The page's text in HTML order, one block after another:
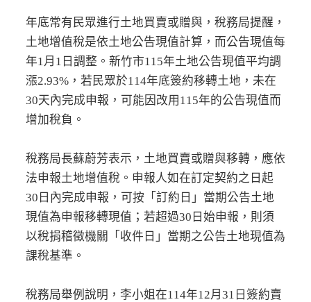
年底常有民眾進行土地買賣或贈與，稅務局提醒，
土地增值稅是依土地公告現值計算，而公告現值每
年1月1日調整。新竹市115年土地公告現值平均調
漲2.93%，若民眾於114年底簽約移轉土地，未在
30天內完成申報，可能因改用115年的公告現值而
增加稅負。
稅務局長蘇蔚芳表示，土地買賣或贈與移轉，應依
法申報土地增值稅。申報人如在訂定契約之日起
30日內完成申報，可按「訂約日」當期公告土地
現值為申報移轉現值；若超過30日始申報，則須
以稅捐稽徵機關「收件日」當期之公告土地現值為
課稅基準。
稅務局舉例說明，李小姐在114年12月31日簽約賣